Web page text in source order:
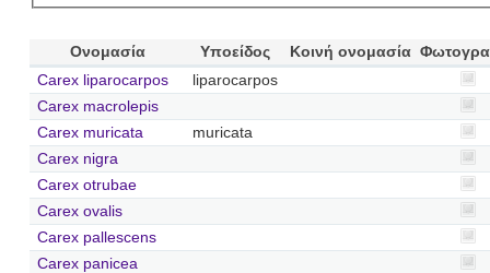
Ονομασία Υποείδος Κοινή ονομασία
Carex liparocarpos
liparocarpos
Carex macrolepis
Carex muricata
muricata
Carex nigra
Carex otrubae
Carex ovalis
Carex pallescens
Carex panicea